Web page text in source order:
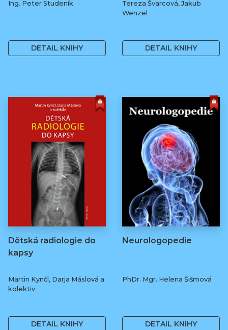
Ing. Peter Studeník
DETAIL KNIHY
Tereza Švarcová, Jakub
Wenzel
DETAIL KNIHY
Dětská radiologie do
kapsy
Martin Kynčl, Darja Máslová a
kolektiv
DETAIL KNIHY
Neurologopedie
PhDr. Mgr. Helena Šišmová
DETAIL KNIHY